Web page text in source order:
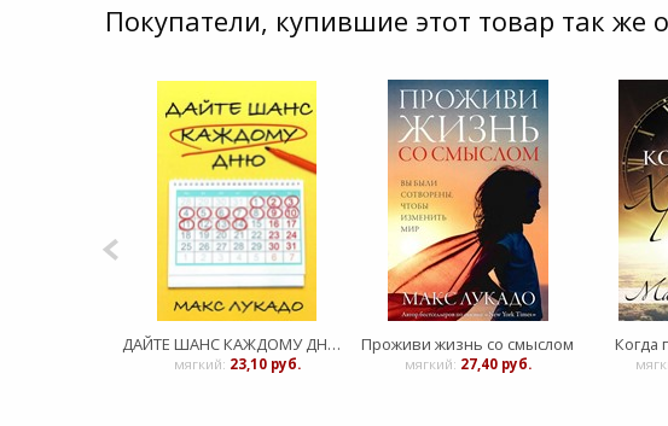
Покупатели, купившие этот товар так
ДАЙТЕ ШАНС КАЖДОМУ ДНЮ. Пробудитесь для дара длиной в двадцать четыре часа
мягкий: 23,10 руб.
Проживи жизнь со смыслом
мягкий: 27,40 руб.
Когда